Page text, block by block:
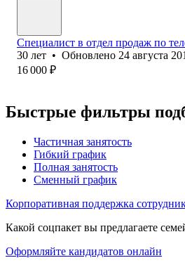
Специалист в отдел⁢ продаж по
30 лет • Обновлено 24 августа
16 000 ₽
Быстрые фильтры
Частичная занятость
Гибкий график
Полная занятость
Сменный график
Корпоративная поддержка
Какой соцпакет вы предлагаете
Оформляйте кандидатов онлайн